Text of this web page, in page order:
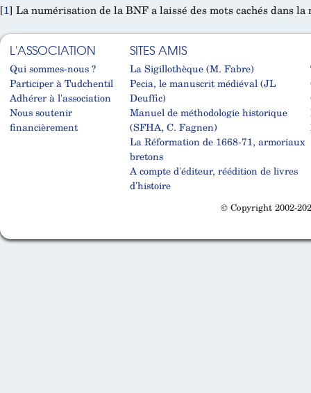
[1] La numérisation de la BNF a laissé des mots cachés dans la
L'ASSOCIATION
Qui sommes-nous ?
Participer à Tudchentil
Adhérer à l'association
Nous soutenir
financièrement
SITES AMIS
La Sigillothèque (M. Fabre)
Pecia, le manuscrit médiéval (JL
Deuffic)
Manuel de méthodologie historique
(SFHA, C. Fagnen)
La Réformation de 1668-71, armoriaux
bretons
A compte d'éditeur, réédition de livres
d'histoire
© Copyright 2002-